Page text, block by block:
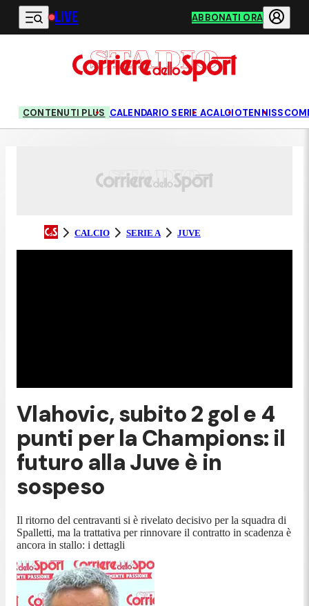
Vai al contenuto principale
LIVE ABBONATI ORA
CONTENUTI PLUS CALENDARIO SERIE ACALCIOTENNIS
CALCIO SERIE A JUVE
Vlahovic, subito 2 gol e 4
punti per la Champions: il
futuro alla Juve è in
sospeso
Il ritorno del centravanti si è rivelato decisivo per la squadra di
Spalletti, ma la trattativa per rinnovare il contratto in scadenza è
ancora in stallo: i dettagli